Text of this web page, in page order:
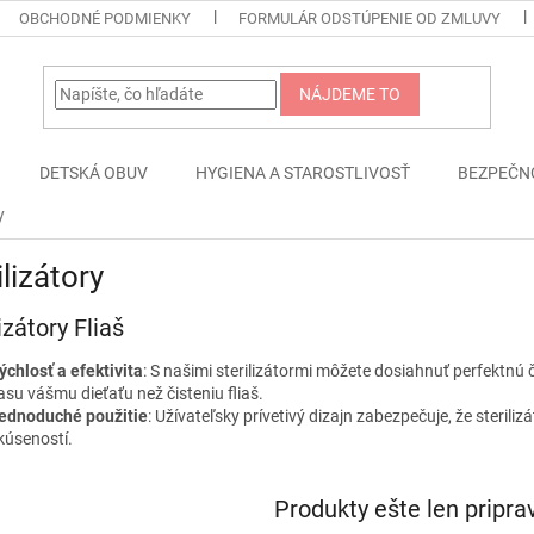
OBCHODNÉ PODMIENKY FORMULÁR ODSTÚPENIE OD ZMLUVY
NÁJDEME TO
DETSKÁ OBUV HYGIENA A STAROSTLIVOSŤ
Fliaš
a efektivita: S našimi sterilizátormi môžete dosiahnuť
vášmu dieťaťu než čisteniu fliaš.
použitie: Užívateľsky prívetivý dizajn zabezpečuje, že
Produkty ešte len